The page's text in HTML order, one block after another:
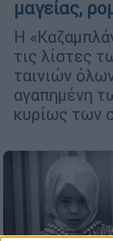
μαγείας,
H
τις λίστες
ταινιών
αγαπημένη
κυρίως των